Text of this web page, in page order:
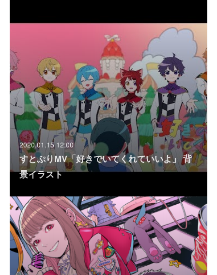
2020.01.15 12:00
すとぷりMV「好きでいてくれていいよ」 背
景イラスト